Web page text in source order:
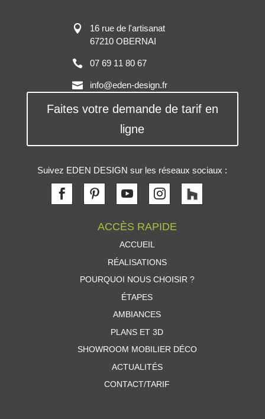
16 rue de l'artisanat
67210 OBERNAI
07 69 11 80 67
info@eden-design.fr
Faites votre demande de tarif en
ligne
Suivez EDEN DESIGN sur les réseaux sociaux :
ACCÈS RAPIDE
ACCUEIL
RÉALISATIONS
POURQUOI NOUS CHOISIR ?
ÉTAPES
AMBIANCES
PLANS ET 3D
SHOWROOM MOBILIER DÉCO
ACTUALITÉS
CONTACT/TARIF